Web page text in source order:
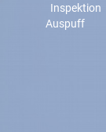
Inspektion
Auspuff